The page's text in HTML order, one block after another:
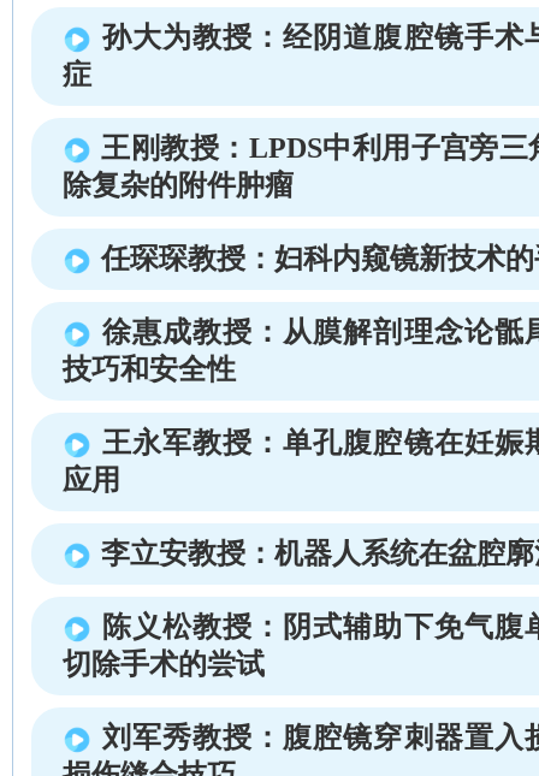
孙大为教授：经阴道腹腔镜手术
症
王刚教授：LPDS中利用子宫旁
除复杂的附件肿瘤
任琛琛教授：妇科内窥镜新技术
徐惠成教授：从膜解剖理念论骶
技巧和安全性
王永军教授：单孔腹腔镜在妊娠
应用
李立安教授：机器人系统在盆腔
陈义松教授：阴式辅助下免气腹
切除手术的尝试
刘军秀教授：腹腔镜穿刺器置入